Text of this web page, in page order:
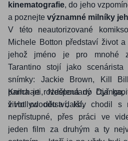
kinematografie, do jeho
a poznejte významné milníky
V této neautorizované
Michele Botton představí život
jehož jméno je pro mnohé
Tarantino stojí jako
snímky: Jackie Brown, Kill
pancharti, Nespoutaný
v Hollywoodu a další.
Kniha je rozdělená do čtyř
život od dětství, kdy chodil s
nepřístupné, přes práci ve
jeden film za druhým a ty